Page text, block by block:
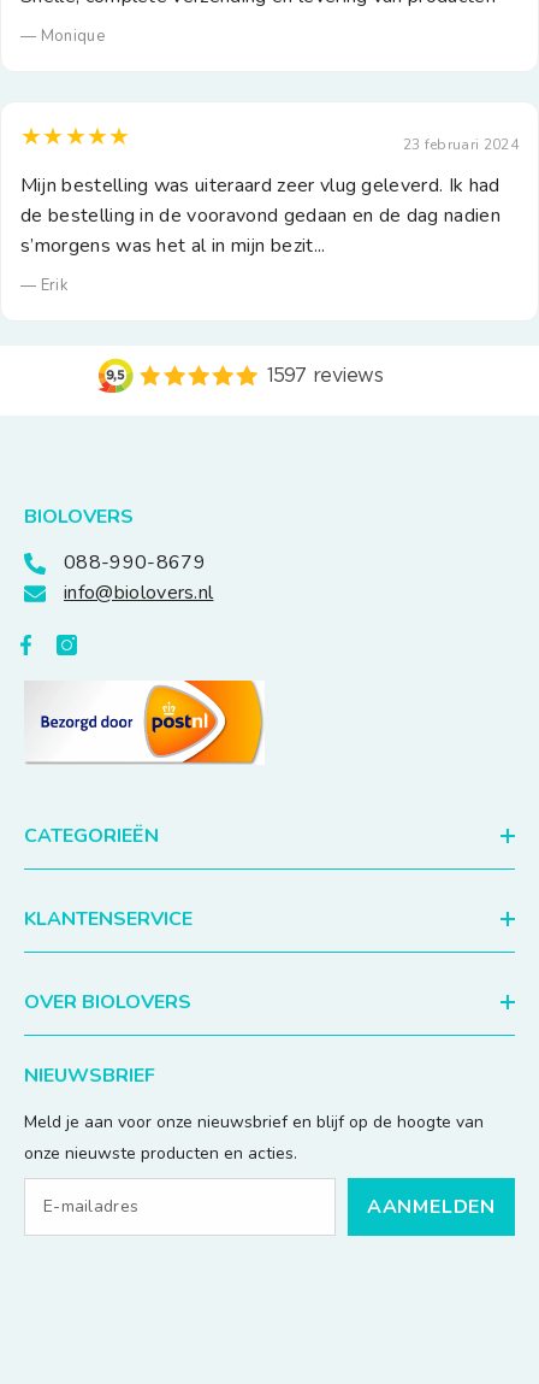
— Monique
★★★★★ 23 februari 2024
Mijn bestelling was uiteraard zeer vlug geleverd. Ik had
de bestelling in de vooravond gedaan en de dag nadien
s’morgens was het al in mijn bezit...
— Erik
BIOLOVERS
088-990-8679
info@biolovers.nl
CATEGORIEËN
KLANTENSERVICE
OVER BIOLOVERS
NIEUWSBRIEF
Meld je aan voor onze nieuwsbrief en blijf op de hoogte van
onze nieuwste producten en acties.
AANMELDEN